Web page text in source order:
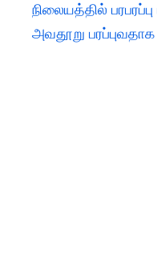
நிலையத்தில்
அவதூறு